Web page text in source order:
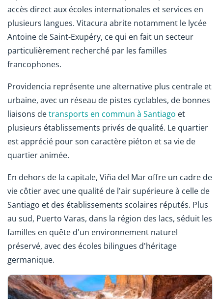
accès direct aux écoles internationales et services en
plusieurs langues. Vitacura abrite notamment le lycée
Antoine de Saint-Exupéry, ce qui en fait un secteur
particulièrement recherché par les familles
francophones.
Providencia représente une alternative plus centrale et
urbaine, avec un réseau de pistes cyclables, de bonnes
liaisons detransports en commun à Santiago et
plusieurs établissements privés de qualité. Le quartier
est apprécié pour son caractère piéton et sa vie de
quartier animée.
En dehors de la capitale, Viña del Mar offre un cadre de
vie côtier avec une qualité de l'air supérieure à celle de
Santiago et des établissements scolaires réputés. Plus
au sud, Puerto Varas, dans la région des lacs, séduit les
familles en quête d'un environnement naturel
préservé, avec des écoles bilingues d'héritage
germanique.